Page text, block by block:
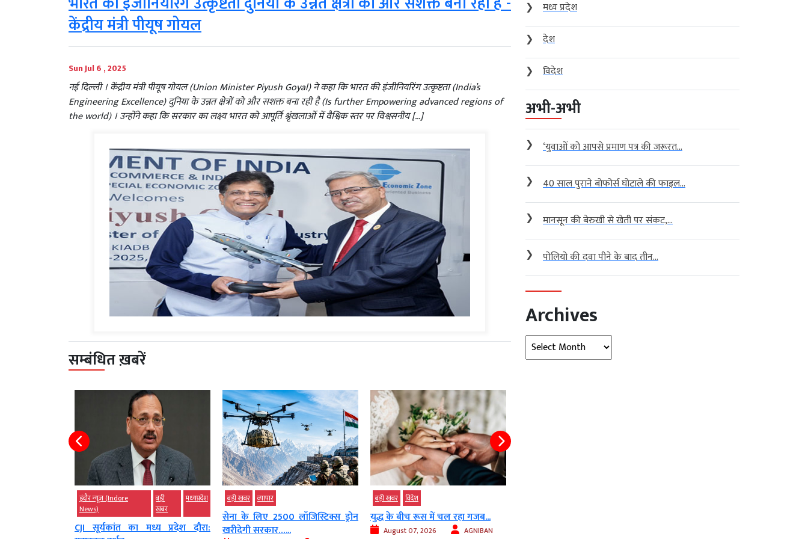
केंद्रीय मंत्री पीयूष गोयल
Sun Jul 6 , 2025
नई दिल्ली । केंद्रीय मंत्री पीयूष गोयल (Union Minister Piyush Goyal) ने कहा कि भारत की इंजीनियरिंग उत्कृष्टता (India’s
Engineering Excellence) दुनिया के उन्नत क्षेत्रों को और सशक्त बना रही है (Is further Empowering advanced regions of
the world) । उन्होंने कहा कि सरकार का लक्ष्य भारत को आपूर्ति श्रृंखलाओं में वैश्विक स्तर पर विश्वसनीय […]
सम्बंधित ख़बरें
इंदौर न्यूज़ (Indore
News)
बड़ी
खबर
मध्‍यप्रदेश
CJI सूर्यकांत का मध्य प्रदेश दौरा:
बड़ी खबर व्‍यापार
सेना के लिए 2500 लॉजिस्टिक्स ड्रोन
खरीदेगी सरकार…...
बड़ी खबर विदेश
युद्ध के बीच रूस में चल रहा गजब...
August 07, 2026 AGNIBAN
❯
मध्य प्रदेश
❯
देश
❯
विदेश
अभी-अभी
❯ ‘युवाओं को आपसे प्रमाण पत्र की जरूरत...
❯ 40 साल पुराने बोफोर्स घोटाले की फाइल...
❯ मानसून की बेरुखी से खेती पर संकट,...
❯ पोलियो की दवा पीने के बाद तीन...
Archives
Archives